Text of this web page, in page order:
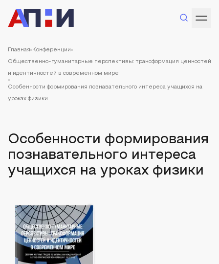
Главная Конференции
Общественно-гуманитарные перспективы: трансформация ценностей
и идентичностей в современном мире
Особенности формирования познавательного интереса учащихся на
уроках физики
Особенности формирования
познавательного интереса
учащихся на уроках физики